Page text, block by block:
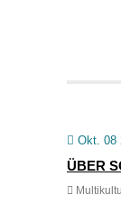
Okt. 08
ÜBER